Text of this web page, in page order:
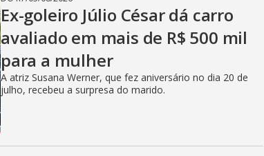
Ex-goleiro Júlio César dá carro
avaliado em mais de R$ 500 mil
para a mulher
A atriz Susana Werner, que fez aniversário no dia 20 de
julho, recebeu a surpresa do marido.